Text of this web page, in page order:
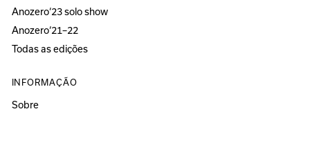
Anozero‘23 solo show
Anozero‘21–22
Todas as edições
INFORMAÇÃO
Sobre